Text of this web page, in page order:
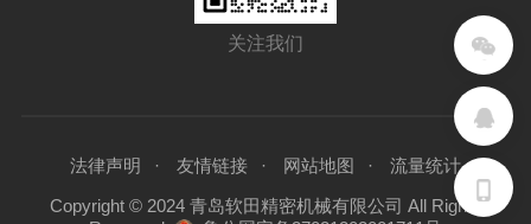
关注我们
法律声明 友情链接 网站地图 流量统计
Copyright © 2024 青岛软田精密机械有限公司 All Rights